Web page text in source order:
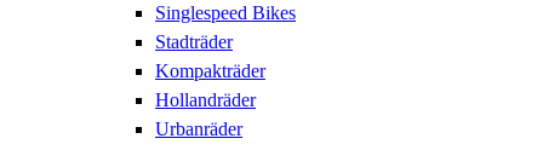
Singlespeed Bikes
Stadträder
Kompakträder
Hollandräder
Urbanräder